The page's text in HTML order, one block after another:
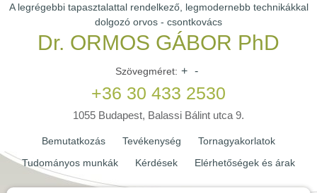
A legrégebbi tapasztalattal rendelkező, legmodernebb technikákkal
dolgozó orvos - csontkovács
Dr. ORMOS GÁBOR PhD
Szövegméret: + -
+36 30 433 2530
1055 Budapest, Balassi Bálint utca 9.
Bemutatkozás Tevékenység
Tornagyakorlatok
Tudományos munkák
Kérdések Elérhetőségek és árak